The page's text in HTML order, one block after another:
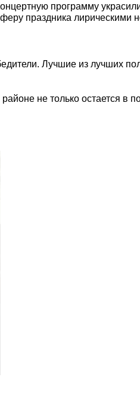
программу
праздника лирическими
Лучшие из лучших
не только остается в